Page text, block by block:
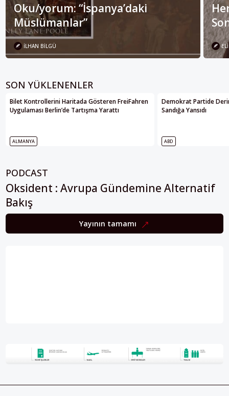
Oku/yorum: “İspanya’daki
Müslümanlar”
İLHAN BILGÜ
SON YÜKLENENLER
Bilet Kontrollerini Haritada Gösteren FreiFahren
Uygulaması Berlin’de Tartışma Yarattı
ALMANYA
Demokrat Partide
Sandığa Yansıdı
ABD
PODCAST
Oksident : Avrupa Gündemine Alternatif
Bakış
Yayının tamamı